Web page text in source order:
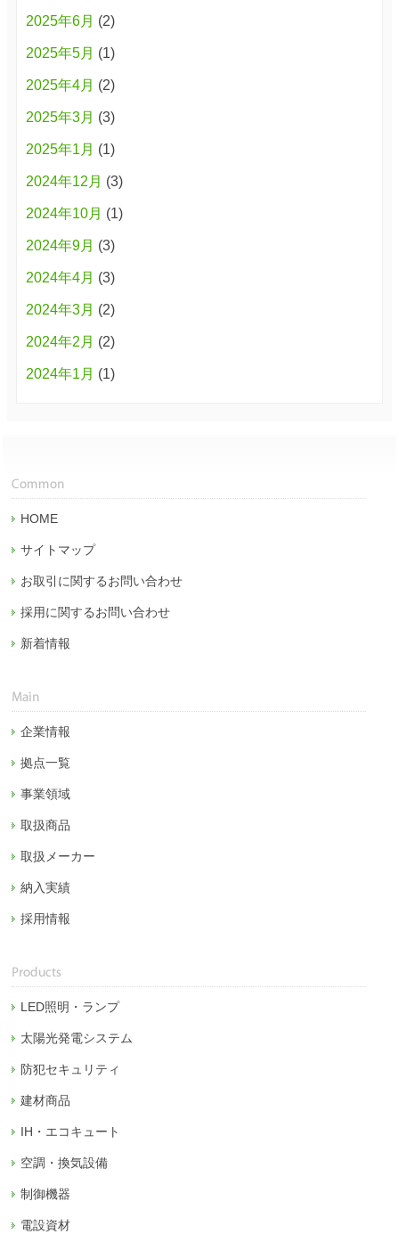
2025年6月 (2)
2025年5月 (1)
2025年4月 (2)
2025年3月 (3)
2025年1月 (1)
2024年12月 (3)
2024年10月 (1)
2024年9月 (3)
2024年4月 (3)
2024年3月 (2)
2024年2月 (2)
2024年1月 (1)
HOME
サイトマップ
お取引に関するお問い合わせ
採用に関するお問い合わせ
新着情報
企業情報
拠点一覧
事業領域
取扱商品
取扱メーカー
納入実績
採用情報
LED照明・ランプ
太陽光発電システム
防犯セキュリティ
建材商品
IH・エコキュート
空調・換気設備
制御機器
電設資材